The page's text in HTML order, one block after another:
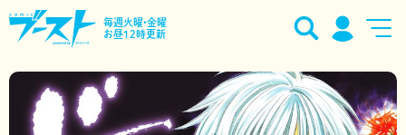
毎週火曜•金曜
お昼12時更新